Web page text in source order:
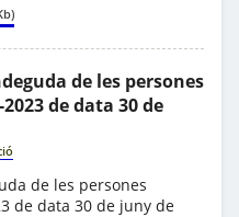
de les persones
de data 30 de
de les persones
de data 30 de juny de